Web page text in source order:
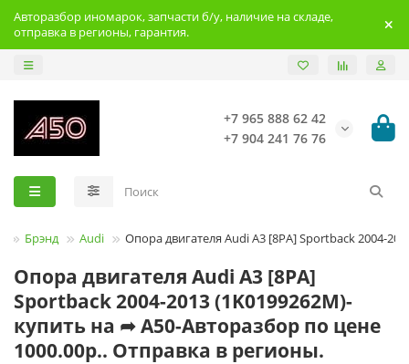
Авторазбор иномарок, запчасти б/у, наличие на складе,
отправка в регионы, гарантия.
+7 965 888 62 42
+7 904 241 76 76
Брэнд Audi Опора двигателя Audi A3 [8PA] Sportback 2004-
Опора двигателя Audi A3 [8PA]
Sportback 2004-2013 (1K0199262M)-
купить на ➦ А50-Авторазбор по цене
1000.00р.. Отправка в регионы.